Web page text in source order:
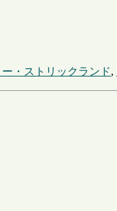
・ストリックランド,